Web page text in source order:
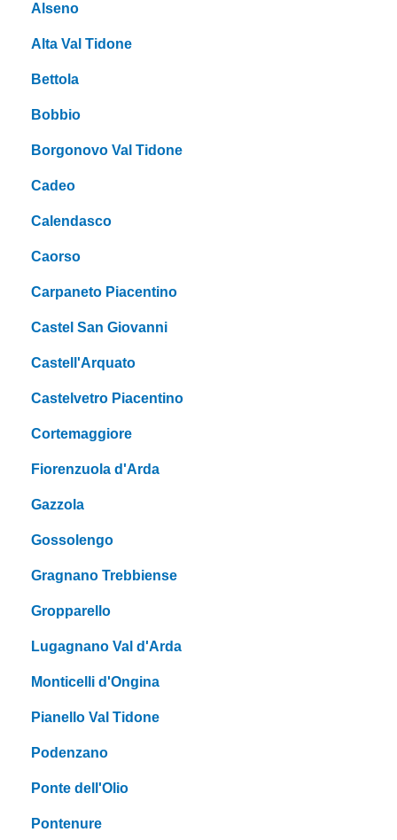
Alseno
Alta Val Tidone
Bettola
Bobbio
Borgonovo Val Tidone
Cadeo
Calendasco
Caorso
Carpaneto Piacentino
Castel San Giovanni
Castell'Arquato
Castelvetro Piacentino
Cortemaggiore
Fiorenzuola d'Arda
Gazzola
Gossolengo
Gragnano Trebbiense
Gropparello
Lugagnano Val d'Arda
Monticelli d'Ongina
Pianello Val Tidone
Podenzano
Ponte dell'Olio
Pontenure